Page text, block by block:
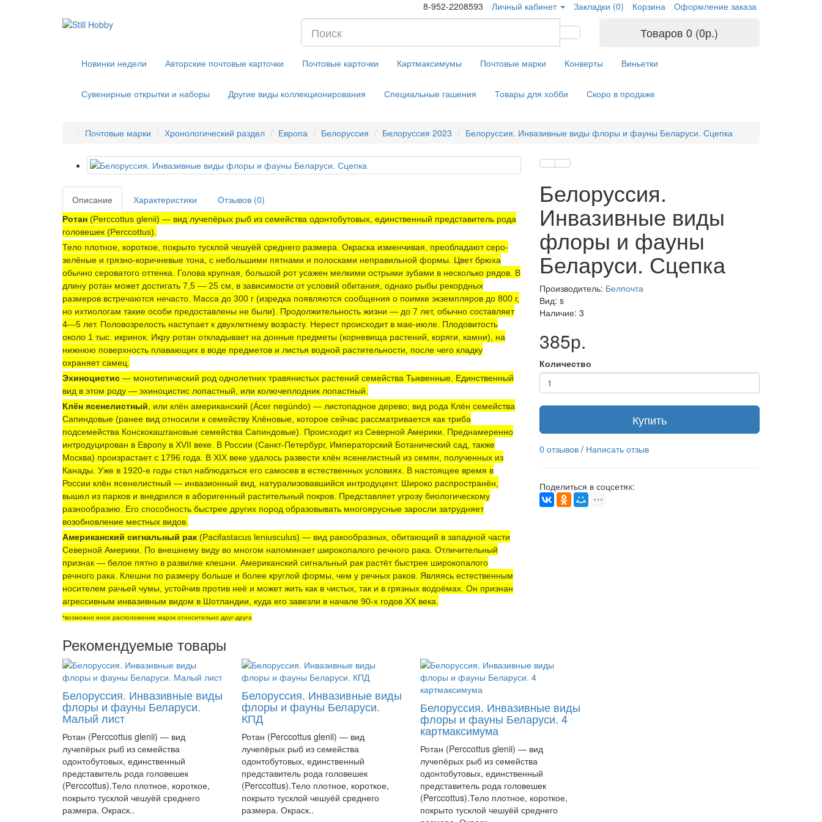
8-952-2208593 Личный кабинет Закладки (0) Корзина Оформление заказа
Товаров 0 (0р.)
Новинки недели Авторские почтовые карточки Почтовые карточки Картмаксимумы Почтовые марки Конверты Виньетки
Сувенирные открытки и наборы Другие виды коллекционирования Специальные гашения Товары для хобби Скоро в продаже
Почтовые марки Хронологический раздел Европа Белоруссия Белоруссия 2023 Белоруссия. Инвазивные виды флоры и фауны Беларуси. Сцепка
Описание Характеристики Отзывов (0)
Ротан (Perccottus glenii) — вид лучепёрых рыб из семейства одонтобутовых, единственный представитель рода
головешек (Perccottus).
Тело плотное, короткое, покрыто тусклой чешуёй среднего размера. Окраска изменчивая, преобладают серо-
зелёные и грязно-коричневые тона, с небольшими пятнами и полосками неправильной формы. Цвет брюха
обычно сероватого оттенка. Голова крупная, большой рот усажен мелкими острыми зубами в несколько рядов. В
длину ротан может достигать 7,5 — 25 см, в зависимости от условий обитания, однако рыбы рекордных
размеров встречаются нечасто. Масса до 300 г (изредка появляются сообщения о поимке экземпляров до 800 г,
но ихтиологам такие особи предоставлены не были). Продолжительность жизни — до 7 лет, обычно составляет
4—5 лет. Половозрелость наступает к двухлетнему возрасту. Нерест происходит в мае-июле. Плодовитость
около 1 тыс. икринок. Икру ротан откладывает на донные предметы (корневища растений, коряги, камни), на
нижнюю поверхность плавающих в воде предметов и листья водной растительности, после чего кладку
охраняет самец.
Эхиноцистис — монотипический род однолетних травянистых растений семейства Тыквенные. Единственный
вид в этом роду — эхиноцистис лопастный , или колючеплодник лопастный
Клён ясенелистный , или клён американский (Ácer negúndo) — листопадное дерево; вид рода Клён семейства
Сапиндовые (ранее вид относили к семейству Клёновые, которое сейчас рассматривается как триба
подсемейства Конскокаштановые семейства Сапиндовые). Происходит из Северной Америки. Преднамеренно
интродуцирован в Европу в XVII веке. В России (Санкт-Петербург, Императорский Ботанический сад, также
Москва) произрастает с 1796 года. В XIX веке удалось развести клён ясенелистный из семян, полученных из
Канады. Уже в 1920-е годы стал наблюдаться его самосев в естественных условиях. В настоящее время в
России клён ясенелистный — инвазионный вид, натурализовавшийся интродуцент. Широко распространён,
вышел из парков и внедрился в аборигенный растительный покров. Представляет угрозу биологическому
разнообразию. Его способность быстрее других пород образовывать многоярусные заросли затрудняет
возобновление местных видов.
Американский сигнальный рак (Pacifastacus leniusculus) — вид ракообразных, обитающий в западной части
Северной Америки. По внешнему виду во многом напоминает широкопалого речного рака. Отличительный
признак — белое пятно в развилке клешни. Американский сигнальный рак растёт быстрее широкопалого
речного рака. Клешни по размеру больше и более круглой формы, чем у речных раков. Являясь естественным
носителем рачьей чумы, устойчив против неё и может жить как в чистых, так и в грязных водоёмах. Он признан
агрессивным инвазивным видом в Шотландии, куда его завезли в начале 90-х годов XX века.
*возможно иное расположение марок относительно друг-друга
Белоруссия.
Инвазивные виды
флоры и фауны
Беларуси. Сцепка
Производитель: Белпочта
Вид: s
Наличие: 3
385р.
Количество
Купить
0 отзывов / Написать отзыв
Поделиться в соцсетях:
Рекомендуемые товары
Белоруссия. Инвазивные виды
флоры и фауны Беларуси.
Малый лист
Ротан (Perccottus glenii) — вид
лучепёрых рыб из семейства
одонтобутовых, единственный
представитель рода головешек
(Perccottus).Тело плотное, короткое,
покрыто тусклой чешуёй среднего
размера. Окраск..
Белоруссия. Инвазивные виды
флоры и фауны Беларуси.
КПД
Ротан (Perccottus glenii) — вид
лучепёрых рыб из семейства
одонтобутовых, единственный
представитель рода головешек
(Perccottus).Тело плотное, короткое,
покрыто тусклой чешуёй среднего
размера. Окраск..
Белоруссия. Инвазивные виды
флоры и фауны Беларуси. 4
картмаксимума
Ротан (Perccottus glenii) — вид
лучепёрых рыб из семейства
одонтобутовых, единственный
представитель рода головешек
(Perccottus).Тело плотное, короткое,
покрыто тусклой чешуёй среднего